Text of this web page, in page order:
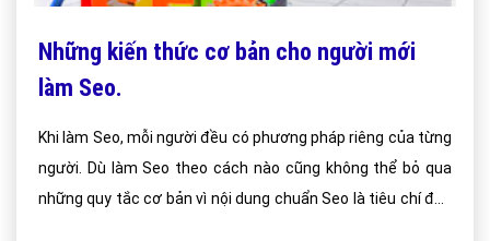
Những kiến thức cơ bản cho người mới
làm Seo.
Khi làm Seo, mỗi người đều có phương pháp riêng của từng
người. Dù làm Seo theo cách nào cũng không thể bỏ qua
những quy tắc cơ bản vì nội dung chuẩn Seo là tiêu chí đầu